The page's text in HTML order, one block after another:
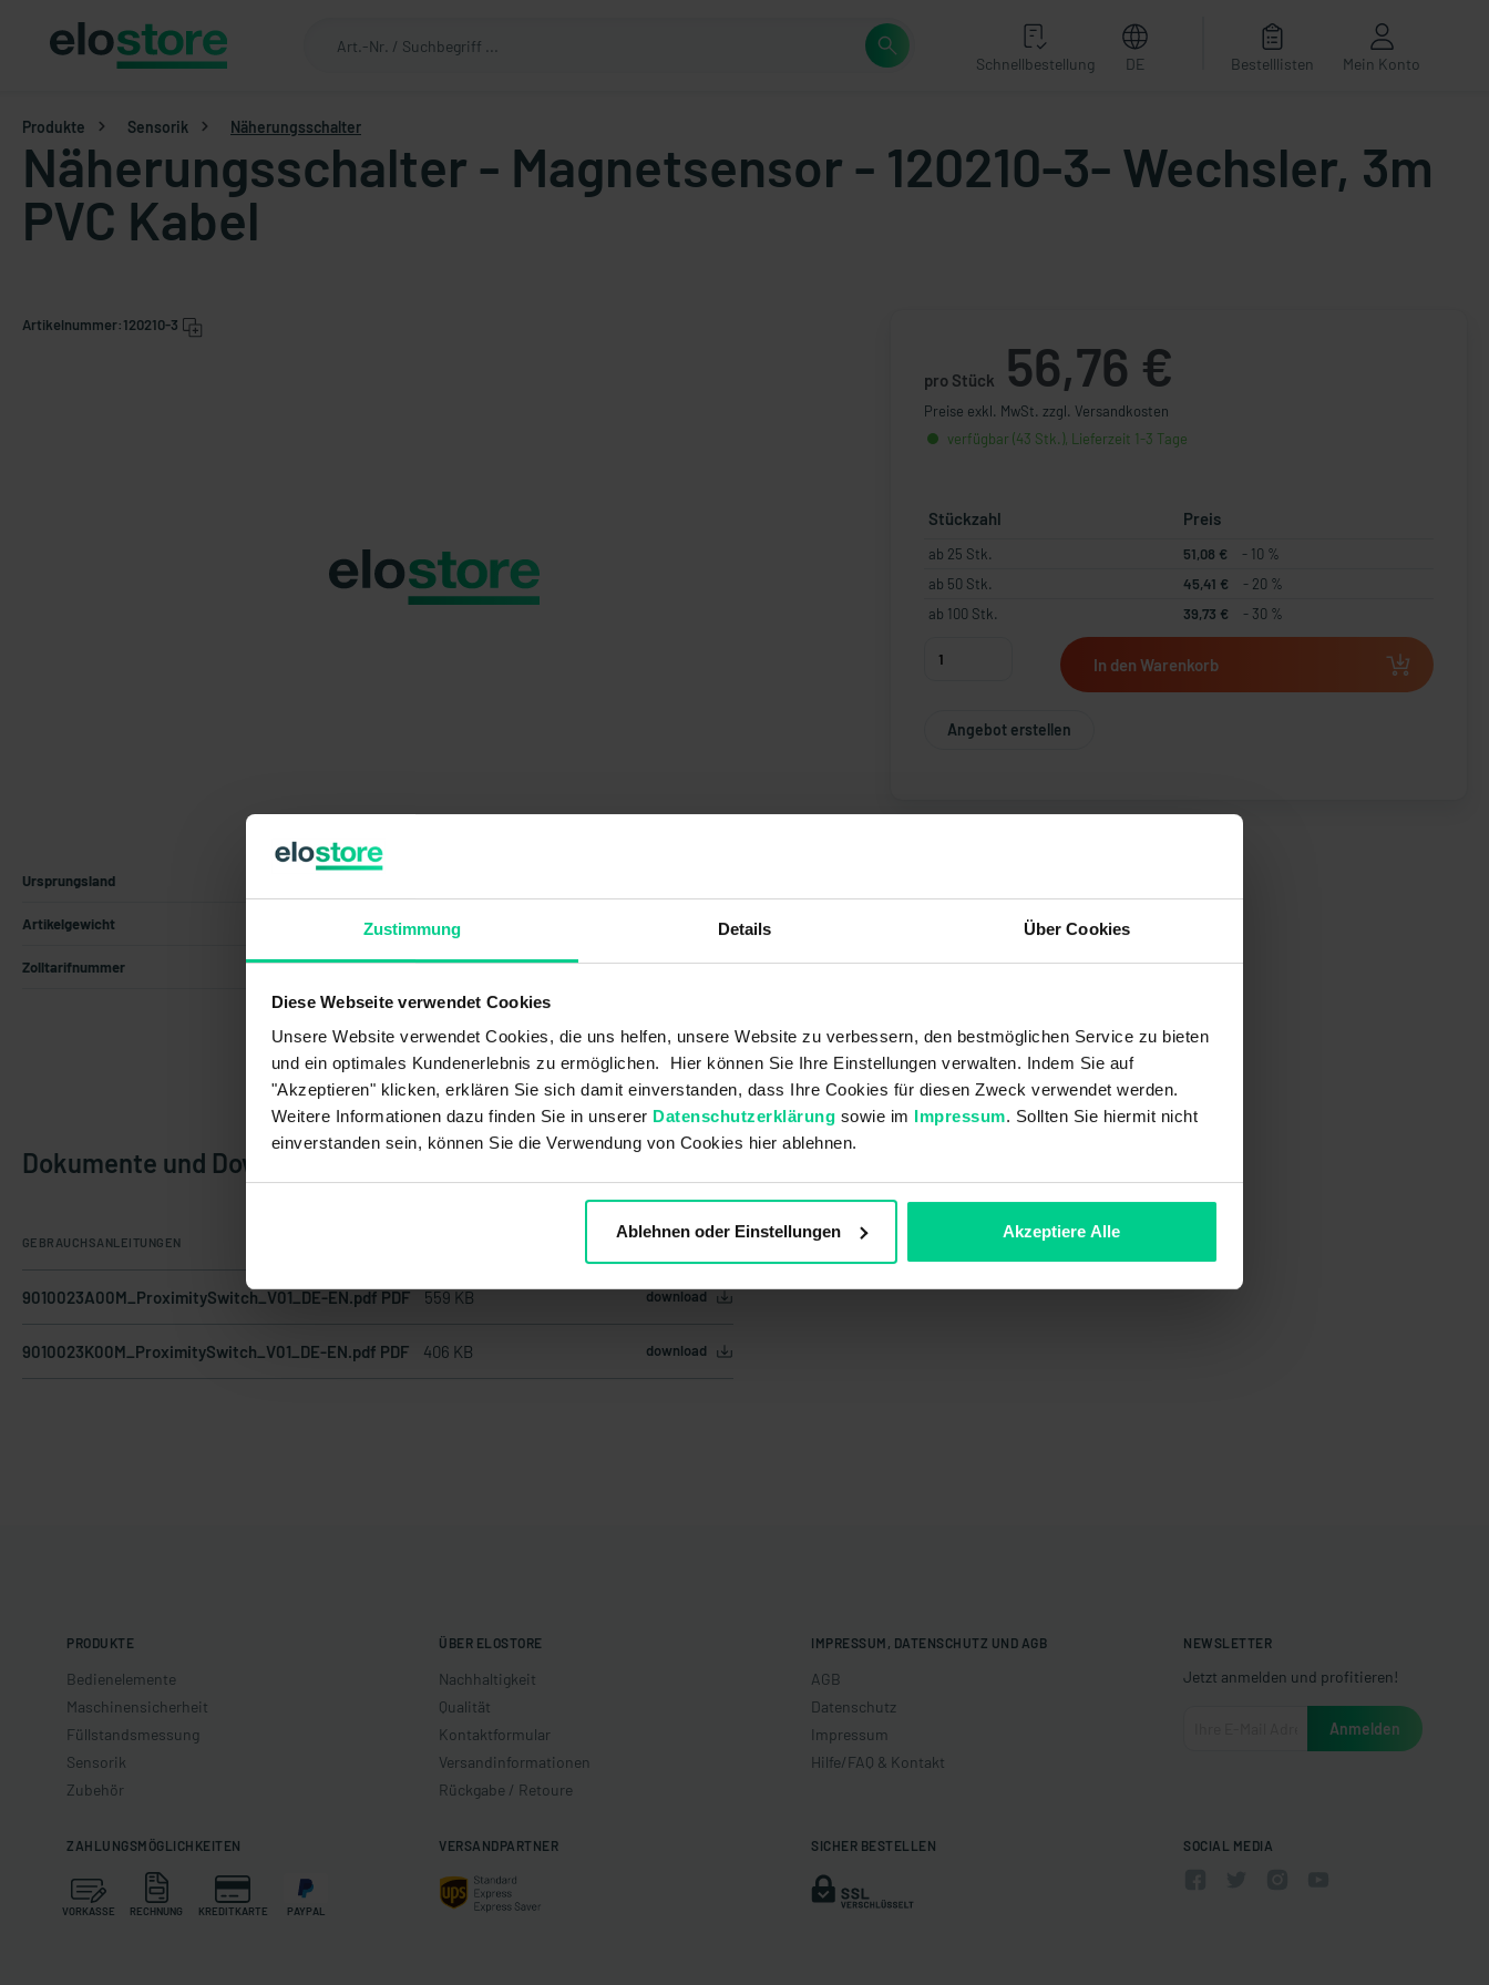
Zustimmung Details Über Cookies
Diese Webseite verwendet Cookies
Unsere Website verwendet Cookies, die uns helfen, unsere Website zu verbessern, den bestmöglichen Service zu bieten
und ein optimales Kundenerlebnis zu ermöglichen. Hier können Sie Ihre Einstellungen verwalten. Indem Sie auf
"Akzeptieren" klicken, erklären Sie sich damit einverstanden, dass Ihre Cookies für diesen Zweck verwendet werden.
Weitere Informationen dazu finden Sie in unserer Datenschutzerklärung sowie im Impressum. Sollten Sie hiermit nicht
einverstanden sein, können Sie die Verwendung von Cookies hier ablehnen.
Ablehnen oder Einstellungen Akzeptiere Alle
Schnellbestellung DE Bestelllisten Mein Konto
Produkte Sensorik Näherungsschalter
Näherungsschalter - Magnetsensor - 120210-3- Wechsler, 3m
PVC Kabel
Artikelnummer:120210-3
pro Stück 56,76 €
Preise exkl. MwSt. zzgl. Versandkosten
verfügbar (43 Stk.), Lieferzeit 1-3 Tage
Stückzahl Preis
ab 25 Stk. 51,08 €
- 10 %
ab 50 Stk.
45,41 €
- 20 %
ab 100 Stk.
39,73 € - 30 %
In den Warenkorb
Angebot erstellen
Ursprungsland
Artikelgewicht
Zolltarifnummer 85365019
Dokumente und Downloads
GEBRAUCHSANLEITUNGEN
9010023A00M_ProximitySwitch_V01_DE-EN.pdf PDF 559 KB download
9010023K00M_ProximitySwitch_V01_DE-EN.pdf PDF 406 KB download
PRODUKTE
Bedienelemente
Maschinensicherheit
Füllstandsmessung
Sensorik
Zubehör
ÜBER ELOSTORE
Nachhaltigkeit
Qualität
Kontaktformular
Versandinformationen
Rückgabe / Retoure
IMPRESSUM, DATENSCHUTZ UND AGB
AGB
Datenschutz
Impressum
Hilfe/FAQ & Kontakt
NEWSLETTER
Jetzt anmelden und profitieren!
ZAHLUNGSMÖGLICHKEITEN
VORKASSE RECHNUNG KREDITKARTE PAYPAL
VERSANDPARTNER SICHER BESTELLEN SOCIAL MEDIA